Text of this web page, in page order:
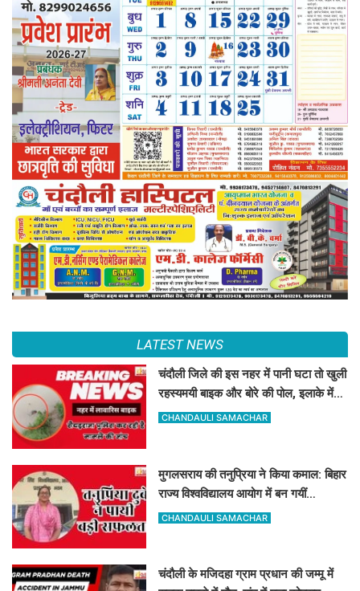
LATEST NEWS
चंदौली जिले की इस नहर में पानी घटा तो खुली
रहस्यमयी बाइक और बोरे की पोल, इलाके में
मचा हड़कंप
CHANDAULI SAMACHAR
मुगलसराय की तनुप्रिया ने किया कमाल: बिहार
राज्य विश्वविद्यालय आयोग में बन गयीं
असिस्टेंट प्रोफेसर
CHANDAULI SAMACHAR
चंदौली के मजिदहा ग्राम प्रधान की जम्मू में